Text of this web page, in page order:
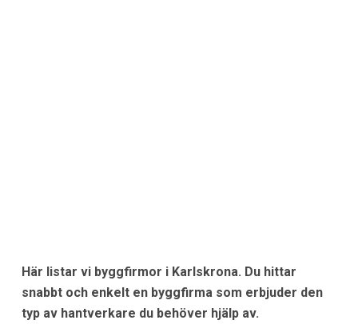
Här listar vi byggfirmor i Karlskrona. Du hittar
snabbt och enkelt en byggfirma som erbjuder den
typ av hantverkare du behöver hjälp av.